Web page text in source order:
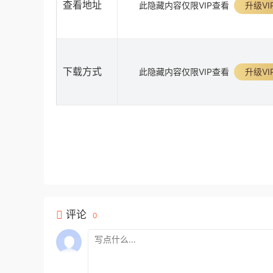
查看地址 此隐藏内容仅限VIP查看 升级
下载方式 此隐藏内容仅限VIP查看 升级
评论 0